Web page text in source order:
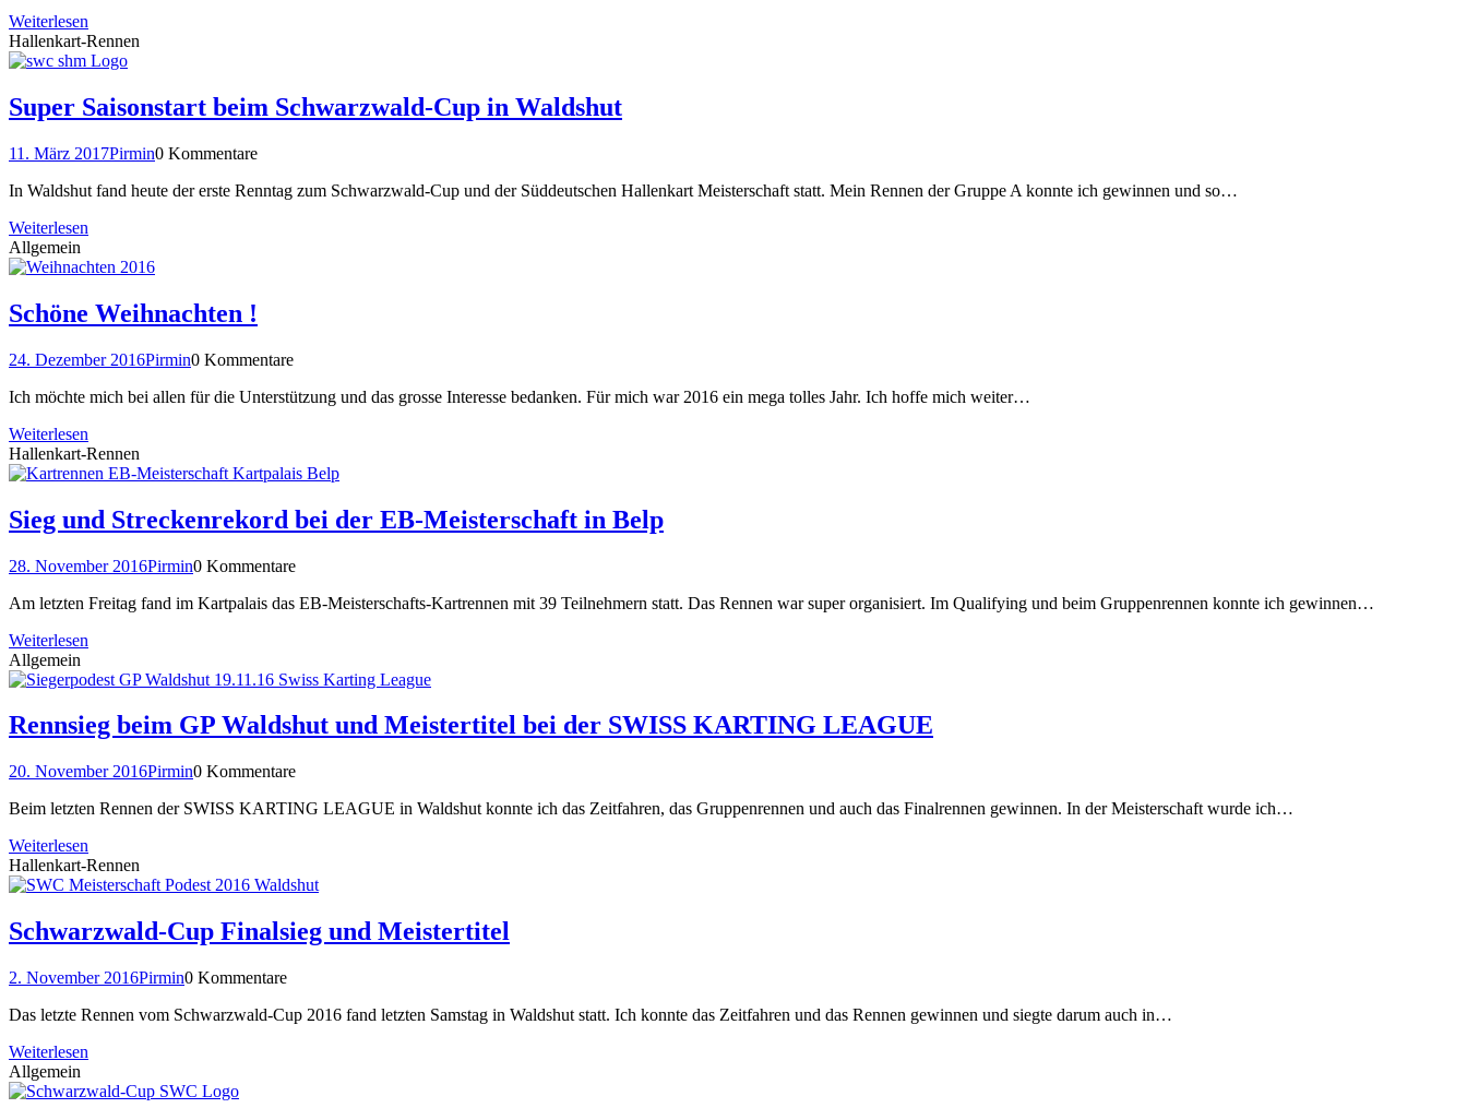
Weiterlesen
Hallenkart-Rennen
Super Saisonstart beim Schwarzwald-Cup in Waldshut
11. März 2017Pirmin0 Kommentare
In Waldshut fand heute der erste Renntag zum Schwarzwald-Cup und der Süddeutschen Hallenkart Meisterschaft statt. Mein Rennen der Gruppe A konnte ich gewinnen und so…
Weiterlesen
Allgemein
Schöne Weihnachten !
24. Dezember 2016Pirmin0 Kommentare
Ich möchte mich bei allen für die Unterstützung und das grosse Interesse bedanken. Für mich war 2016 ein mega tolles Jahr. Ich hoffe mich weiter…
Weiterlesen
Hallenkart-Rennen
Sieg und Streckenrekord bei der EB-Meisterschaft in Belp
28. November 2016Pirmin0 Kommentare
Am letzten Freitag fand im Kartpalais das EB-Meisterschafts-Kartrennen mit 39 Teilnehmern statt. Das Rennen war super organisiert. Im Qualifying und beim Gruppenrennen konnte ich gewinnen…
Weiterlesen
Allgemein
Rennsieg beim GP Waldshut und Meistertitel bei der SWISS KARTING LEAGUE
20. November 2016Pirmin0 Kommentare
Beim letzten Rennen der SWISS KARTING LEAGUE in Waldshut konnte ich das Zeitfahren, das Gruppenrennen und auch das Finalrennen gewinnen. In der Meisterschaft wurde ich…
Weiterlesen
Hallenkart-Rennen
Schwarzwald-Cup Finalsieg und Meistertitel
2. November 2016Pirmin0 Kommentare
Das letzte Rennen vom Schwarzwald-Cup 2016 fand letzten Samstag in Waldshut statt. Ich konnte das Zeitfahren und das Rennen gewinnen und siegte darum auch in…
Weiterlesen
Allgemein